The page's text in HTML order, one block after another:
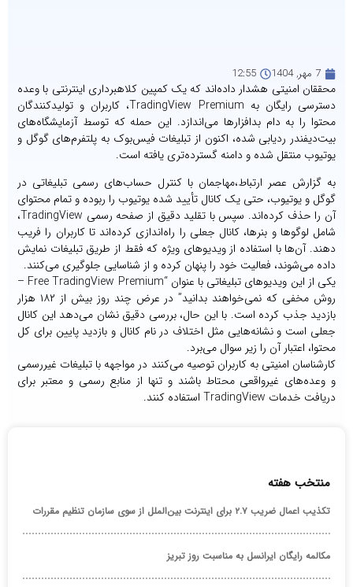
7 مهر, 1404 12:55
محققان امنیتی هشدار داده‌اند که یک کمپین کلاهبرداری اینترنتی با وعده
دسترسی رایگان به TradingView Premium، کاربران و تولیدکنندگان
محتوا را به دام بدافزارها می‌اندازد. این حمله که توسط آزمایشگاه‌های
بیت‌دیفندر ردیابی شده، اکنون از تبلیغات فیس‌بوک به پلتفرم‌های گوگل و
یوتیوب منتقل شده و دامنه گسترده‌تری یافته است.
به گزارش عصر ارتباط،مهاجمان با کنترل حساب‌های رسمی تبلیغاتی در
گوگل و یوتیوب، حتی یک کانال تأیید شده یوتیوب را ربوده و تمام محتوای
آن را حذف کرده‌اند. سپس با تقلید دقیق از صفحه رسمی TradingView،
شامل لوگوها و بنرها، کانال جعلی را راه‌اندازی کرده‌اند تا کاربران را فریب
دهند. آن‌ها با استفاده از ویدیوهای ویژه که فقط از طریق تبلیغات نمایش
داده می‌شوند، فعالیت خود را پنهان کرده و از شناسایی جلوگیری می‌کنند.
یکی از این ویدیوهای تبلیغاتی با عنوان “Free TradingView Premium –
روش مخفی که نمی‌خواهند بدانید” در عرض چند روز بیش از ۱۸۲ هزار
بازدید جذب کرده است. با این حال، بررسی دقیق نشان می‌دهد این کانال
جعلی است و نشانه‌هایی مثل اختلاف در نام کانال و بازدید پایین برای کل
محتوا، اعتبار آن را زیر سوال می‌برد.
کارشناسان امنیتی به کاربران توصیه می‌کنند در مواجهه با تبلیغات غیررسمی
و وعده‌های غیرواقعی محتاط باشند و تنها از منابع رسمی و معتبر برای
دریافت خدمات TradingView استفاده کنند.
منتخب هفته
تکذیب اعمال ضریب ۲.۷ برای اینترنت بین‌الملل از سوی سازمان تنظیم مقررات
مکالمه رایگان ایرانسل به مناسبت روز تبریز